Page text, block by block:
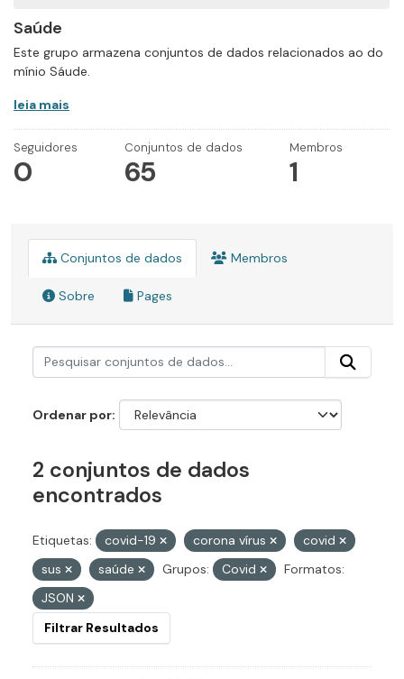
Saúde
Este grupo armazena conjuntos de dados relacionados ao do
mínio Sáude.
leia mais
Seguidores
0
Conjuntos de dados
65
Membros
1
Conjuntos de dados Membros
Sobre Pages
Ordenar por
2 conjuntos de dados
encontrados
Etiquetas: covid-19 corona vírus
covid
sus
saúde Grupos: Covid
Formatos:
JSON
Filtrar Resultados